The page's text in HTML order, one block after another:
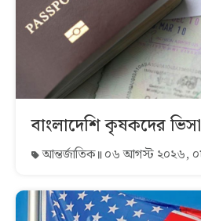
বাংলাদেশি কৃষকদের
আন্তর্জাতিক ০৬ আগস্ট ২০২৬,